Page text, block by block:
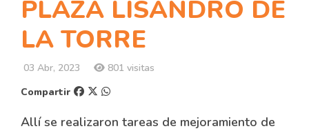
PLAZA LISANDRO DE
LA TORRE
03 Abr, 2023
801 visitas
Compartir
Allí se realizaron tareas de mejoramiento de